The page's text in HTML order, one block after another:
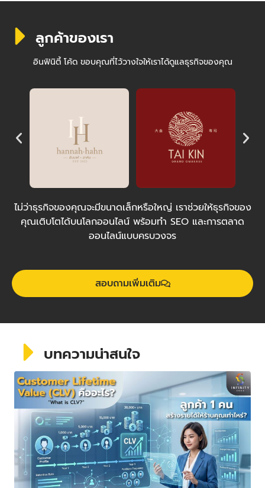
ลูกค้าของเรา
อินฟินิตี้ โค้ด ขอบคุณที่ไว้วางใจให้เราได้ดูแลธุรกิจของคุณ
ไม่ว่าธุรกิจของคุณจะมีขนาดเล็กหรือใหญ่ เราช่วยให้ธุรกิจของ
คุณเติบโตได้บนโลกออนไลน์ พร้อมทำ SEO และการตลาด
ออนไลน์แบบครบวงจร
สอบถามเพิ่มเติม
บทความน่าสนใจ
P
a
g
e
P
a
g
e
a
g
e
a
e